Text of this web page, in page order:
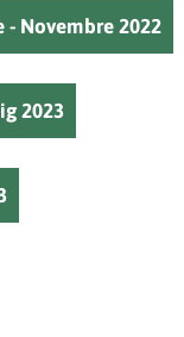
- Novembre 2022
2023